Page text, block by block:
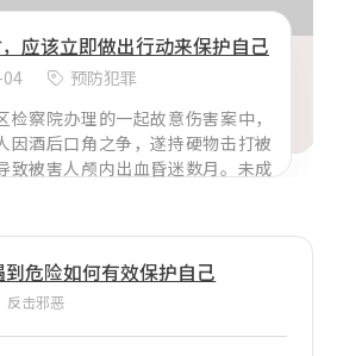
应该立即做出行动来保护自己
预防犯罪
检察院办理的一起故意伤害案中，
因酒后口角之争，遂持硬物击打被
致被害人颅内出血昏迷数月。未成
稚嫩的面孔......未成年人正处于成长
期，抽烟会使未成年人记忆力减
、学习专注度下降，饮酒会对肝、
伤害。抽烟喝酒不仅损害他们的健
危险如何有效保护自己
反击邪恶